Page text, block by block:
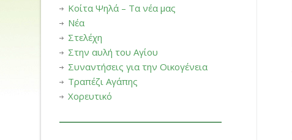
Κοίτα Ψηλά – Τα νέα μας
Νέα
Στελέχη
Στην αυλή του Αγίου
Συναντήσεις για την Οικογένεια
Τραπέζι Αγάπης
Χορευτικό